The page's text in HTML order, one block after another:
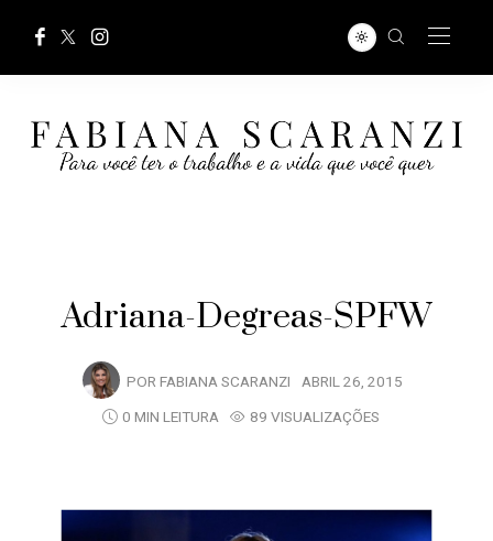
Adriana-Degreas-SPFW
POR FABIANA SCARANZI ABRIL 26, 2015
0 MIN LEITURA
89 VISUALIZAÇÕES